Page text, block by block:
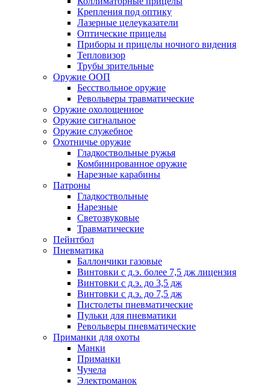
Крепления под оптику
Лазерные целеуказатели
Оптические прицелы
Приборы и прицелы ночного видения
Тепловизор
Трубы зрительные
Оружие ООП
Бесствольное оружие
Револьверы травматические
Оружие охолощенное
Оружие сигнальное
Оружие служебное
Охотничье оружие
Гладкоствольные ружья
Комбинированное оружие
Нарезные карабины
Патроны
Гладкоствольные
Нарезные
Светозвуковые
Травматические
Пейнтбол
Пневматика
Баллончики газовые
Винтовки с д.э. более 7,5 дж лицензия
Винтовки с д.э. до 3,5 дж
Винтовки с д.э. до 7,5 дж
Пистолеты пневматические
Пульки для пневматики
Револьверы пневматические
Приманки для охоты
Манки
Приманки
Чучела
Электроманок